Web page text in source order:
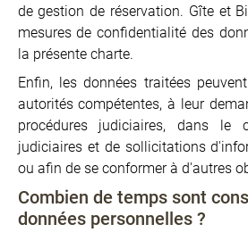
de gestion de réservation. Gîte et
mesures de confidentialité des
la présente charte.
Enfin, les données traitées
autorités compétentes, à leur
procédures judiciaires, dans le
judiciaires et de sollicitations
ou afin de se conformer à d'autres
Combien de temps sont
données personnelles ?